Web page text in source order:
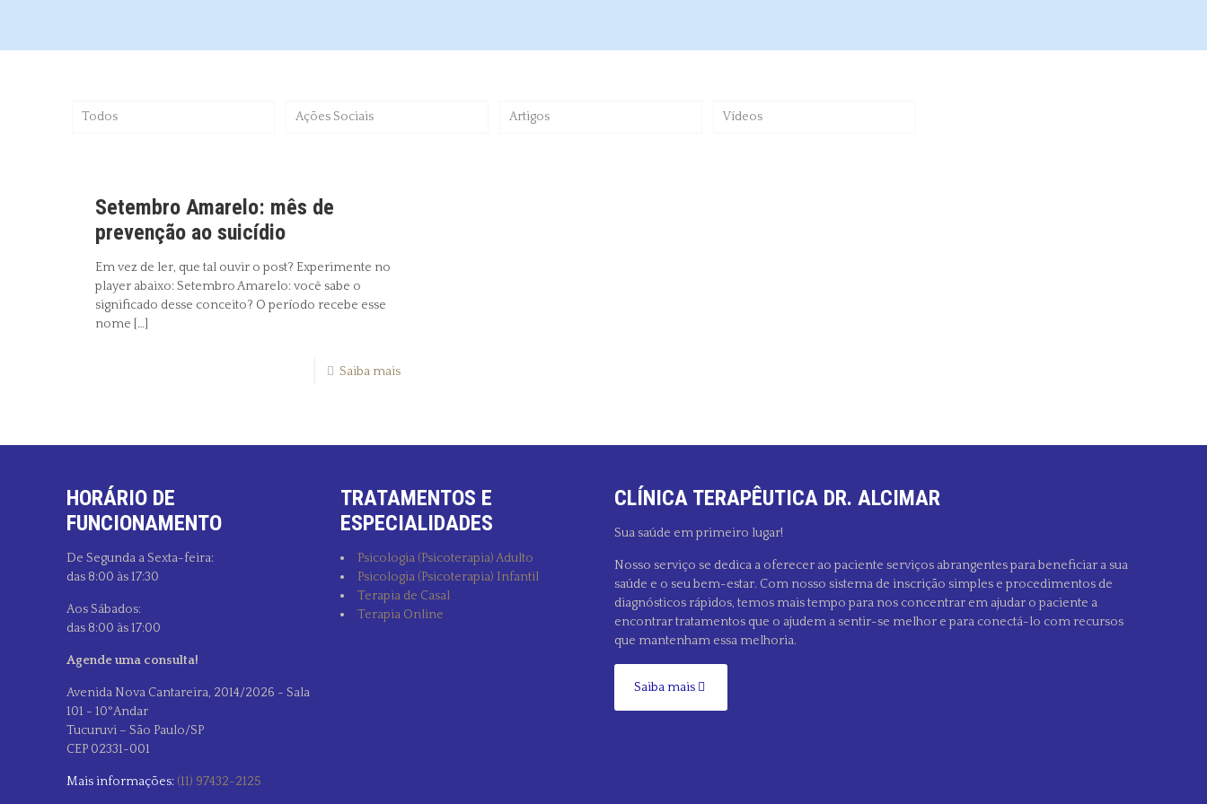
Todos Ações Sociais Artigos Vídeos
Setembro Amarelo: mês de
prevenção ao suicídio
Em vez de ler, que tal ouvir o post? Experimente no
player abaixo: Setembro Amarelo: você sabe o
significado desse conceito? O período recebe esse
nome […]
Saiba mais
HORÁRIO DE
FUNCIONAMENTO
De Segunda a Sexta-feira:
das 8:00 às 17:30
Aos Sábados:
das 8:00 às 17:00
Agende uma consulta!
Avenida Nova Cantareira, 2014/2026 - Sala
101 - 10°Andar
Tucuruvi – São Paulo/SP
CEP 02331-001
Mais informações: (11) 97432-2125
TRATAMENTOS E
ESPECIALIDADES
Psicologia (Psicoterapia) Adulto
Psicologia (Psicoterapia) Infantil
Terapia de Casal
Terapia Online
CLÍNICA TERAPÊUTICA DR. ALCIMAR
Sua saúde em primeiro lugar!
Nosso serviço se dedica a oferecer ao paciente serviços abrangentes para beneficiar a sua
saúde e o seu bem-estar. Com nosso sistema de inscrição simples e procedimentos de
diagnósticos rápidos, temos mais tempo para nos concentrar em ajudar o paciente a
encontrar tratamentos que o ajudem a sentir-se melhor e para conectá-lo com recursos
que mantenham essa melhoria.
Saiba mais